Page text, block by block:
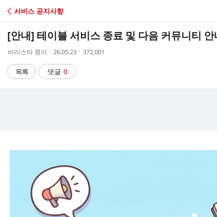
C
A
서비스 공지사항
[안내] 테이블 서비스 종료 및 다음 커뮤니티 안
작
자
바리스타 콩이
작
시
간
26.05.23
조
372,001
목록 댓글 0